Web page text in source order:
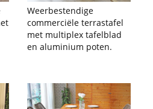
Weerbestendige
commerciële terrastafel
met multiplex tafelblad
en aluminium poten.